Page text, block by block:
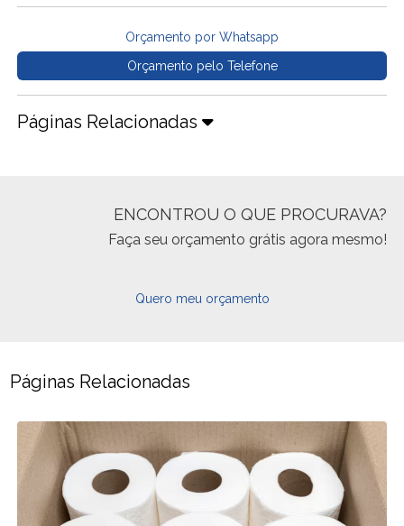
Orçamento por Whatsapp
Orçamento pelo Telefone
Páginas Relacionadas
ENCONTROU O QUE PROCURAVA?
Faça seu orçamento grátis agora mesmo!
Quero meu orçamento
Páginas Relacionadas